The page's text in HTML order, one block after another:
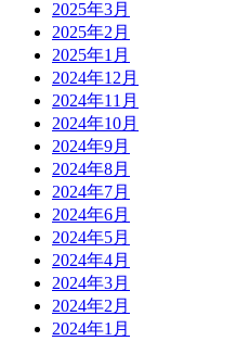
2025年3月
2025年2月
2025年1月
2024年12月
2024年11月
2024年10月
2024年9月
2024年8月
2024年7月
2024年6月
2024年5月
2024年4月
2024年3月
2024年2月
2024年1月